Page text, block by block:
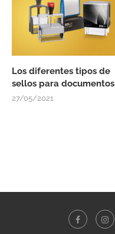
Los diferentes tipos de
sellos para documentos
27/05/2021